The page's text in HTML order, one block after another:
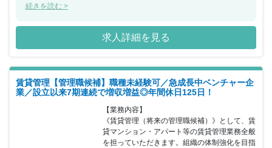
応えきれない案件でも、総合不動産業として、チーム「タイセイ・
えています。 その姿勢はタイセイ・ハウジーの支店や営業所にも表
れています。 単なる「物件仲介の窓口」ではなく、さまざまな役割
の人材によってチームを構築しているため、管理の問題、オーナー
必ず応えることができる体制ができています。 そして何より、それ
ぞれのポジションの社員が「どうすればお客さまの役に立てるの
か」を、チーム一丸となって考えることをモットーとしています。
も繋げていける強みもあると考えています。
続きを読む >
求人詳細を見る
賃貸管理【管理職候補】職種未経験可／急成長中ベンチャー企
業／設立以来7期連続で増収増益◎年間休日125日！
【業務内容】
《賃貸管理（将来の管理職候補）》として、賃
貸マンション・アパート等の賃貸管理業務全般
を担っていただきます。組織の体制強化を目指